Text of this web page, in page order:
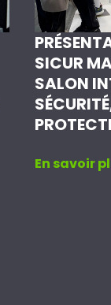
SICUR
SALON
En savoir